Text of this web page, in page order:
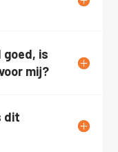
is
mij?
dit